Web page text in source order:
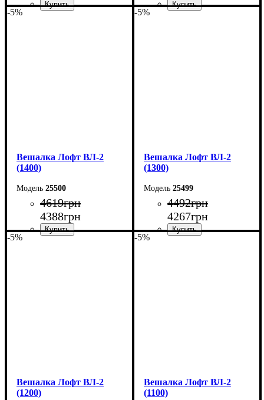
-5%
Вешалка Лофт ВЛ-2
(1400)
25500
4619грн
4388грн
-5%
Вешалка Лофт ВЛ-2
(1300)
25499
4492грн
4267грн
-5%
Вешалка Лофт ВЛ-2
(1200)
-5%
Вешалка Лофт ВЛ-2
(1100)